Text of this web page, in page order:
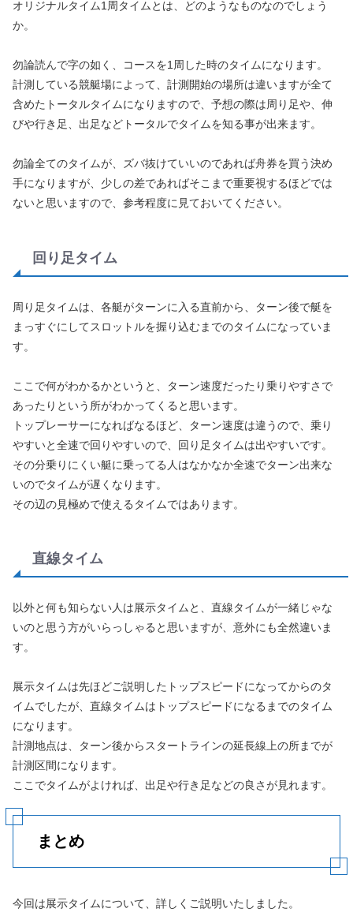
オリジナルタイム1周タイムとは、どのようなものなのでしょう
か。
勿論読んで字の如く、コースを1周した時のタイムになります。
計測している競艇場によって、計測開始の場所は違いますが全て
含めたトータルタイムになりますので、予想の際は周り足や、伸
びや行き足、出足などトータルでタイムを知る事が出来ます。
勿論全てのタイムが、ズバ抜けていいのであれば舟券を買う決め
手になりますが、少しの差であればそこまで重要視するほどでは
ないと思いますので、参考程度に見ておいてください。
回り足タイム
周り足タイムは、各艇がターンに入る直前から、ターン後で艇を
まっすぐにしてスロットルを握り込むまでのタイムになっていま
す。
ここで何がわかるかというと、ターン速度だったり乗りやすさで
あったりという所がわかってくると思います。
トップレーサーになればなるほど、ターン速度は違うので、乗り
やすいと全速で回りやすいので、回り足タイムは出やすいです。
その分乗りにくい艇に乗ってる人はなかなか全速でターン出来な
いのでタイムが遅くなります。
その辺の見極めで使えるタイムではあります。
直線タイム
以外と何も知らない人は展示タイムと、直線タイムが一緒じゃな
いのと思う方がいらっしゃると思いますが、意外にも全然違いま
す。
展示タイムは先ほどご説明したトップスピードになってからのタ
イムでしたが、直線タイムはトップスピードになるまでのタイム
になります。
計測地点は、ターン後からスタートラインの延長線上の所までが
計測区間になります。
ここでタイムがよければ、出足や行き足などの良さが見れます。
まとめ
今回は展示タイムについて、詳しくご説明いたしました。